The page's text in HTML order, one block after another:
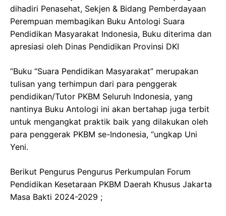
dihadiri Penasehat, Sekjen & Bidang Pemberdayaan
Perempuan membagikan Buku Antologi Suara
Pendidikan Masyarakat Indonesia, Buku diterima dan
apresiasi oleh Dinas Pendidikan Provinsi DKI
“Buku “Suara Pendidikan Masyarakat” merupakan
tulisan yang terhimpun dari para penggerak
pendidikan/Tutor PKBM Seluruh Indonesia, yang
nantinya Buku Antologi ini akan bertahap juga terbit
untuk mengangkat praktik baik yang dilakukan oleh
para penggerak PKBM se-Indonesia, “ungkap Uni
Yeni.
Berikut Pengurus Pengurus Perkumpulan Forum
Pendidikan Kesetaraan PKBM Daerah Khusus Jakarta
Masa Bakti 2024-2029 ;